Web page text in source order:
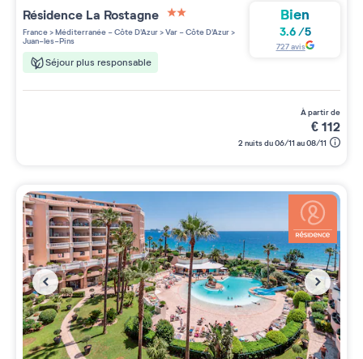
Résidence La Rostagne
2 étoiles sur 5
France>Méditerranée - Côte D'Azur>Var - Côte D'Azur>
Juan-les-Pins
Séjour plus responsable
Bien
3.6/5
727avis
à partir de
€112
2 nuits du 06/11 au 08/11